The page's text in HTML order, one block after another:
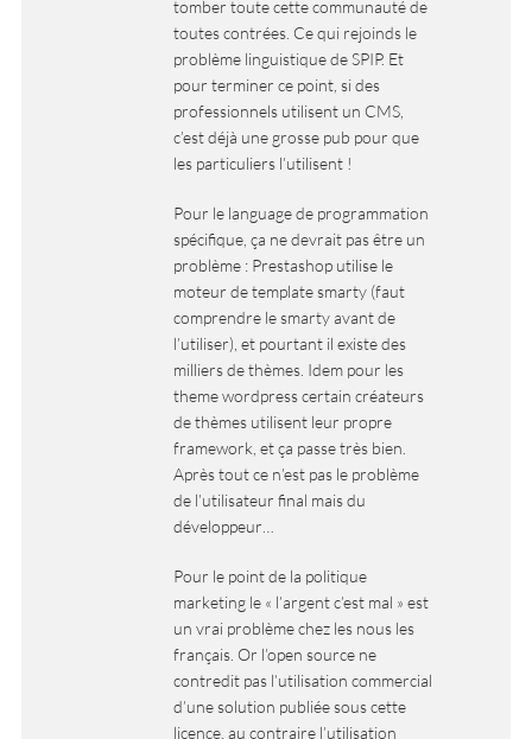
tomber toute cette communauté de
toutes contrées. Ce qui rejoinds le
problème linguistique de SPIP. Et
pour terminer ce point, si des
professionnels utilisent un CMS,
c’est déjà une grosse pub pour que
les particuliers l’utilisent !
Pour le language de programmation
spécifique, ça ne devrait pas être un
problème : Prestashop utilise le
moteur de template smarty (faut
comprendre le smarty avant de
l’utiliser), et pourtant il existe des
milliers de thèmes. Idem pour les
theme wordpress certain créateurs
de thèmes utilisent leur propre
framework, et ça passe très bien.
Après tout ce n’est pas le problème
de l’utilisateur final mais du
développeur…
Pour le point de la politique
marketing le « l’argent c’est mal » est
un vrai problème chez les nous les
français. Or l’open source ne
contredit pas l’utilisation commercial
d’une solution publiée sous cette
licence, au contraire l’utilisation